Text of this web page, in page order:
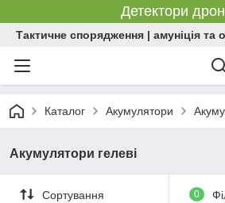
Детектори
Тактичне спорядження | амуніція та
Каталог Акумулятори
Акумулятори гелеві
Сортування 0